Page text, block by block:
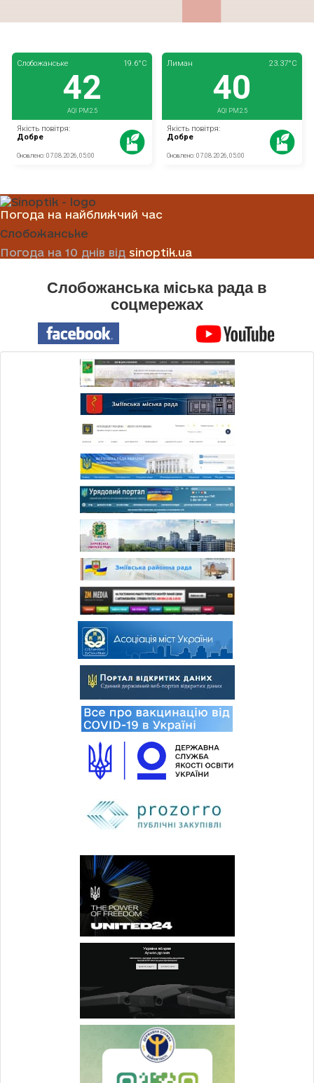
Погода на найближчий час
Слобожанське
Погода на 10 днів від sinoptik.ua
Слобожанська міська рада в
соцмережах